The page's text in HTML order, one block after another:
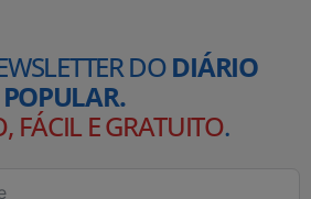
DODIÁRIO
POPULAR.
FÁCIL E GRATUITO.